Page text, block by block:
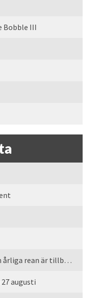
Bobble III
Games Made in Sweden 2026 – Den årliga rean är tillbaka
augusti